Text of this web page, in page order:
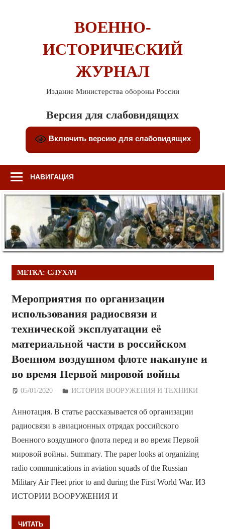
ВОЕННО-
ИСТОРИЧЕСКИЙ
ЖУРНАЛ
Издание Министерства обороны России
Версия для слабовидящих
Включить версию для слабовидящих
НАВИГАЦИЯ
МЕТКА: СЛУХАЧ
Мероприятия по организации
использования радиосвязи и
технической эксплуатации её
материальной части в российском
Военном воздушном флоте накануне и
во время Первой мировой войны
05/01/2020 Дежурный по Редакции
ИСТОРИЯ ВООРУЖЕНИЯ И ТЕХНИКИ
Аннотация. В статье рассказывается об организации
радиосвязи в авиационных отрядах российского
Военного воздушного флота перед и во время Первой
мировой войны. Summary. The paper looks at organizing
radio communications in aviation squads of the Russian
Military Air Fleet prior to and during the First World War. ИЗ
ИСТОРИИ ВООРУЖЕНИЯ И
ЧИТАТЬ